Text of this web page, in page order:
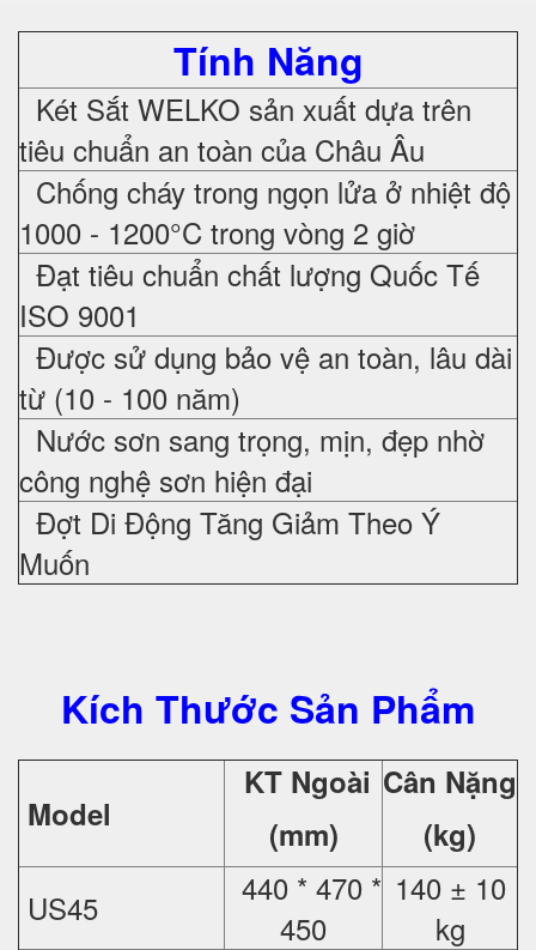
Tính Năng
Két Sắt WELKO sản xuất dựa trên
tiêu chuẩn an toàn của Châu Âu
Chống cháy trong ngọn lửa ở nhiệt độ
1000 - 1200°C trong vòng 2 giờ
Đạt tiêu chuẩn chất lượng Quốc Tế
ISO 9001
Được sử dụng bảo vệ an toàn, lâu dài
từ (10 - 100 năm)
Nước sơn sang trọng, mịn, đẹp nhờ
công nghệ sơn hiện đại
Đợt Di Động Tăng Giảm Theo Ý
Muốn
Kích Thước Sản Phẩm
Model
KT Ngoài
(mm)
Cân Nặng
(kg)
US45
440 * 470 *
450
140 ± 10
kg